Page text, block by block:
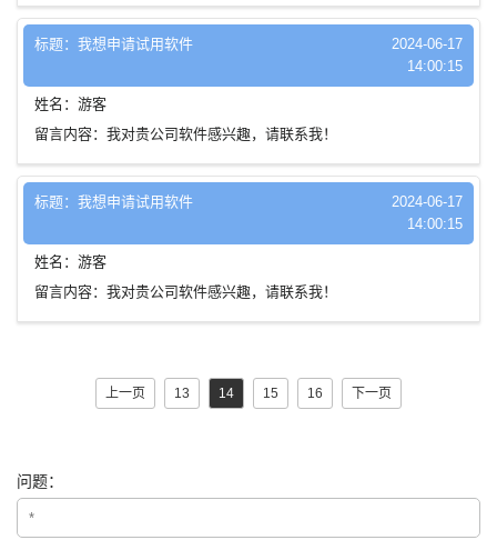
标题：我想申请试用软件
2024-06-17
14:00:15
姓名：游客
留言内容：我对贵公司软件感兴趣，请联系我！
标题：我想申请试用软件
2024-06-17
14:00:15
姓名：游客
留言内容：我对贵公司软件感兴趣，请联系我！
上一页 13 14 15 16 下一页
问题：